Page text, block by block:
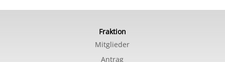
Fraktion
Mitglieder
Antrag